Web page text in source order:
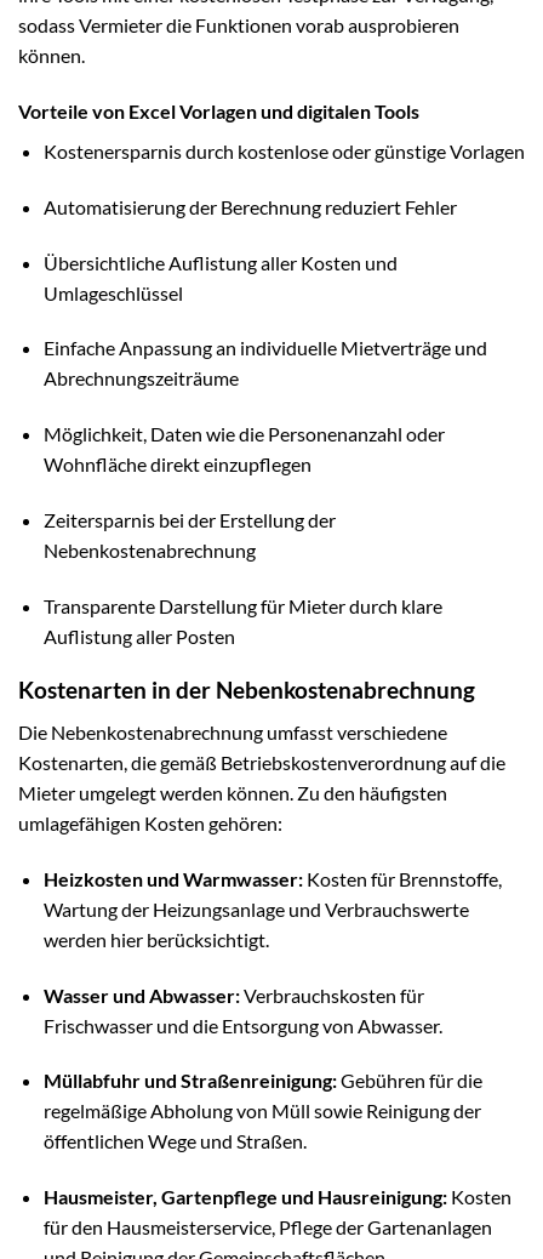
sodass Vermieter die Funktionen vorab ausprobieren
können.
Vorteile von Excel Vorlagen und digitalen Tools
Kostenersparnis durch kostenlose oder günstige Vorlagen
Automatisierung der Berechnung reduziert Fehler
Übersichtliche Auflistung aller Kosten und
Umlageschlüssel
Einfache Anpassung an individuelle Mietverträge und
Abrechnungszeiträume
Möglichkeit, Daten wie die Personenanzahl oder
Wohnfläche direkt einzupflegen
Zeitersparnis bei der Erstellung der
Nebenkostenabrechnung
Transparente Darstellung für Mieter durch klare
Auflistung aller Posten
Kostenarten in der Nebenkostenabrechnung
Die Nebenkostenabrechnung umfasst verschiedene
Kostenarten, die gemäß Betriebskostenverordnung auf die
Mieter umgelegt werden können. Zu den häufigsten
umlagefähigen Kosten gehören:
Heizkosten und Warmwasser:Kosten für Brennstoffe,
Wartung der Heizungsanlage und Verbrauchswerte
werden hier berücksichtigt.
Wasser und Abwasser:Verbrauchskosten für
Frischwasser und die Entsorgung von Abwasser.
Müllabfuhr und Straßenreinigung:Gebühren für die
regelmäßige Abholung von Müll sowie Reinigung der
öffentlichen Wege und Straßen.
Hausmeister, Gartenpflege und Hausreinigung:Kosten
für den Hausmeisterservice, Pflege der Gartenanlagen